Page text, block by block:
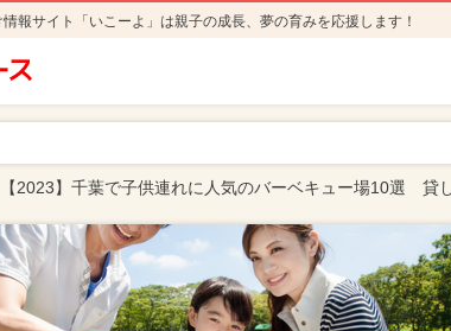
報サイト「いこーよ」は親子の成長、夢の育みを応援します！
【2023】千葉で子供連れに人気のバーベキュー場10選 貸